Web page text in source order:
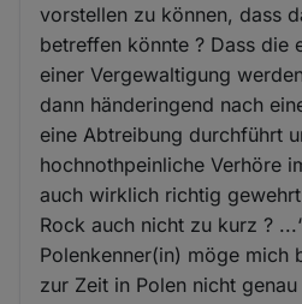
vorstellen zu können, dass
betreffen könnte ? Dass die
einer Vergewaltigung
dann händeringend nach
eine Abtreibung durchführt
hochnothpeinliche Verhöre
auch wirklich richtig
Rock auch nicht zu kurz ?
Polenkenner(in) möge mich
zur Zeit in Polen nicht